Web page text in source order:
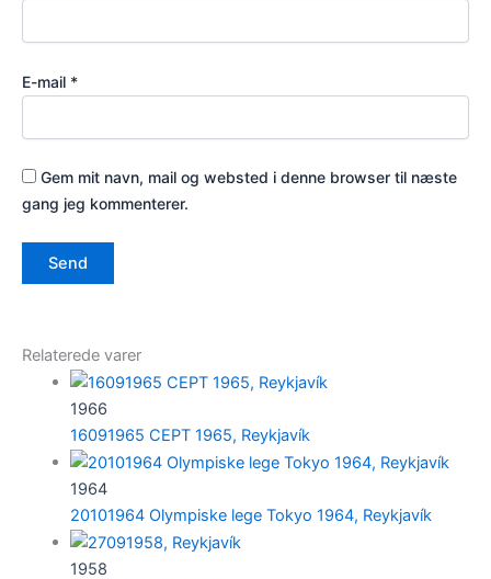
E-mail *
Gem mit navn, mail og websted i denne browser til næste
gang jeg kommenterer.
Relaterede varer
1966
16091965 CEPT 1965, Reykjavík
1964
20101964 Olympiske lege Tokyo 1964, Reykjavík
1958